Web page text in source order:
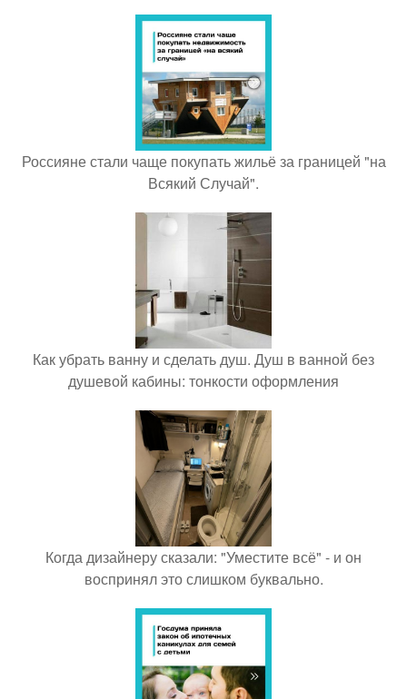
Россияне стали чаще покупать жильё за границей "на
Всякий Случай".
Как убрать ванну и сделать душ. Душ в ванной без
душевой кабины: тонкости оформления
Когда дизайнеру сказали: "Уместите всё" - и он
воспринял это слишком буквально.